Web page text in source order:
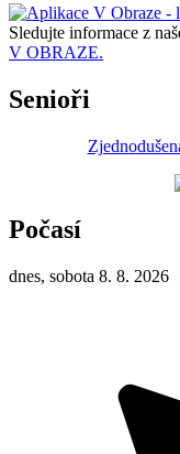
Sledujte informace z
V OBRAZE.
Senioři
Počasí
dnes, sobota 8. 8. 2026